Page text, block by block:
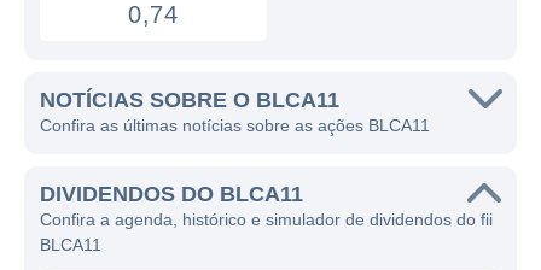
0,74
NOTÍCIAS SOBRE O BLCA11
Confira as últimas notícias sobre as ações BLCA11
DIVIDENDOS DO BLCA11
Confira a agenda, histórico e simulador de dividendos do fii
BLCA11